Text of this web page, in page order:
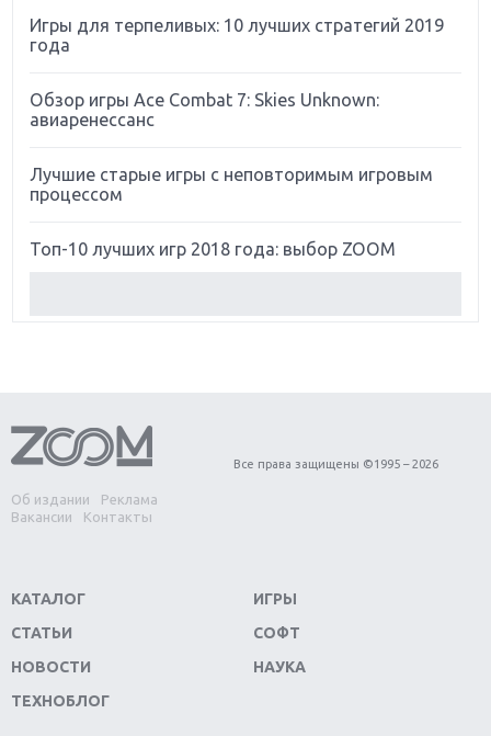
Игры для терпеливых: 10 лучших стратегий 2019
года
Обзор игры Ace Combat 7: Skies Unknown:
авиаренессанс
Лучшие старые игры с неповторимым игровым
процессом
Топ-10 лучших игр 2018 года: выбор ZOOM
Обзор игры Forza Horizon 4: вершина эволюции
Две важных новинки для консолей: Spider-Man и
Divinity Original Sin 2
Switch
Обзор игры The Crew 2: покорение Америки
Важнейшие анонсы E3 2018
Об издании
Реклама
Вакансии
Контакты
Все права защищены ©1995 – 2026
КАТАЛОГ
СТАТЬИ
НОВОСТИ
ТЕХНОБЛОГ
ИГРЫ
СОФТ
НАУКА